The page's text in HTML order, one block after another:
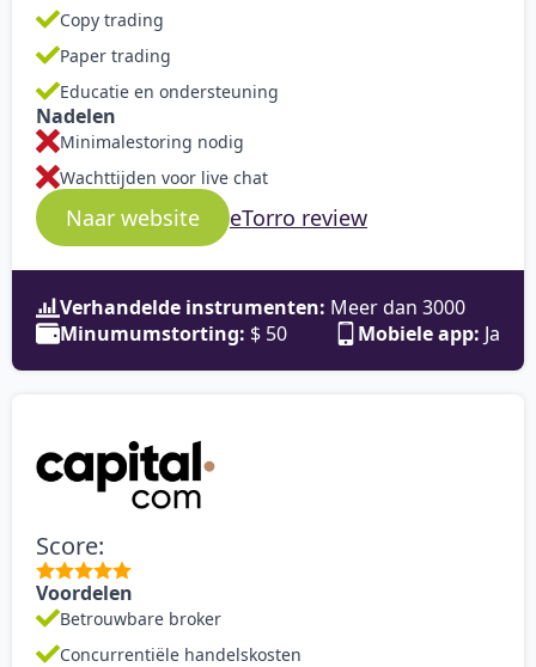
Copy trading
Paper trading
Educatie en ondersteuning
Nadelen
Minimalestoring nodig
Wachttijden voor live chat
Naar website eTorro review
Verhandelde instrumenten: Meer dan 3000
Minumumstorting: $ 50 Mobiele app: Ja
Score:
Voordelen
Betrouwbare broker
Concurrentiële handelskosten